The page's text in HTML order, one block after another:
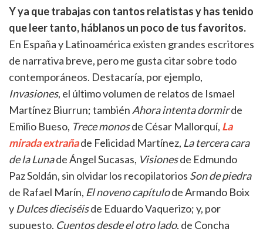
Y ya que trabajas con tantos relatistas y has tenido
que leer tanto, háblanos un poco de tus favoritos.
En España y Latinoamérica existen grandes escritores
de narrativa breve, pero me gusta citar sobre todo
contemporáneos. Destacaría, por ejemplo,
Invasiones, el último volumen de relatos de Ismael
Martínez Biurrun; también Ahora intenta dormirde
Emilio Bueso, Trece monosde César Mallorquí, La
mirada extrañade Felicidad Martínez, La tercera cara
de la Lunade Ángel Sucasas, Visionesde Edmundo
Paz Soldán, sin olvidar los recopilatorios Son de piedra
de Rafael Marín, El noveno capítulode Armando Boix
y Dulces dieciséisde Eduardo Vaquerizo; y, por
supuesto, Cuentos desde el otro lado, de Concha